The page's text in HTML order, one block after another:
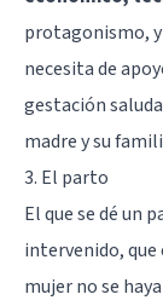
protagonismo,
necesita de
gestación
madre y su
3. El parto
El que se dé un
intervenido, que
mujer no se